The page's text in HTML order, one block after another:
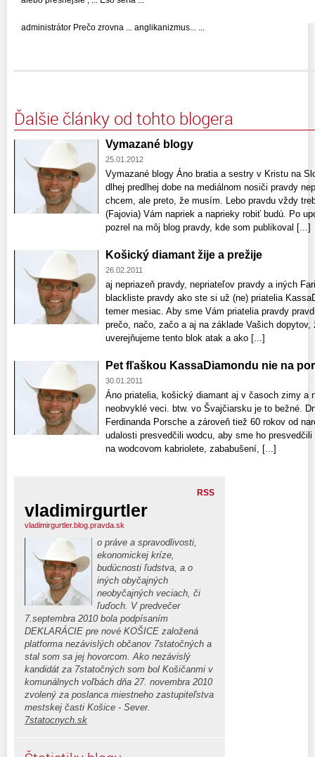
administrátor Prečo zrovna ... anglikanizmus... ...
Ďalšie články od tohto blogera
Vymazané blogy
25.01.2012
Vymazané blogy Áno bratia a sestry v Kristu na
dlhej predlhej dobe na mediálnom nosiči pravdy
chcem, ale preto, že musím. Lebo pravdu vždy
(Fajovia) Vám napriek a naprieky robiť budú. Po
pozrel na môj blog pravdy, kde som publikoval [...]
Košický diamant žije a prežije
26.02.2011
aj nepriazeň pravdy, nepriateľov pravdy a iných
blackliste pravdy ako ste si už (ne) priatelia
temer mesiac. Aby sme Vám priatelia pravdy
prečo, načo, začo a aj na základe Vašich
uverejňujeme tento blok atak a ako [...]
Pet fľaškou KassaDiamondu nie na
30.01.2011
Áno priatelia, košický diamant aj v časoch zimy a
neobvyklé veci. btw. vo Švajčiarsku je to bežné.
Ferdinanda Porsche a zároveň tiež 60 rokov od
udalosti presvedčili wodcu, aby sme ho
na wodcovom kabriolete, zababušení, [...]
RSS
vladimirgurtler
vladimirgurtler.blog.pravda.sk
o práve a spravodlivosti,
ekonomickej kríze,
budúcnosti ľudstva, a o
iných obyčajných
neobyčajných veciach, či
ľuďoch. V predvečer
7.septembra 2010 bola podpísaním
DEKLARÁCIE pre nové KOŠICE založená
platforma nezávislých občanov 7statočných a
stal som sa jej hovorcom. Ako nezávislý
kandidát za 7statočných som bol Košičanmi v
komunálnych voľbách dňa 27. novembra 2010
zvolený za poslanca miestneho zastupiteľstva
mestskej časti Košice - Sever.
7statocnych.sk